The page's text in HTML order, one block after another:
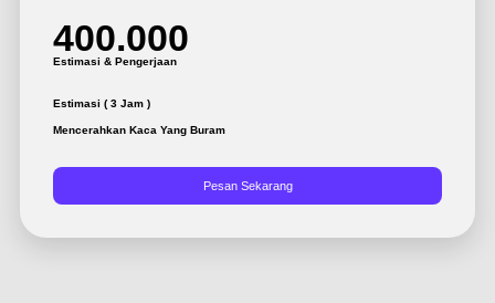
400.000
Estimasi & Pengerjaan
Estimasi ( 3 Jam )
Mencerahkan Kaca Yang Buram
Pesan Sekarang